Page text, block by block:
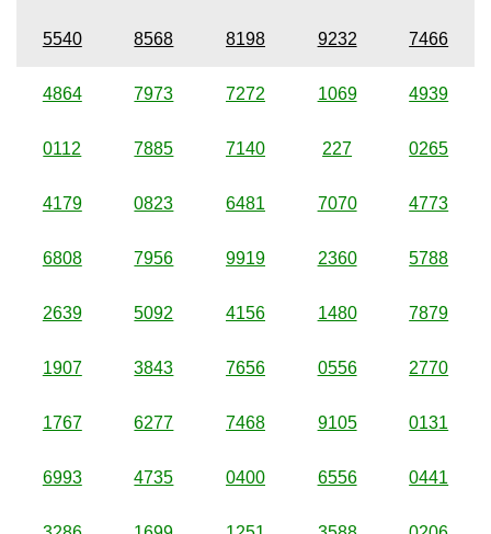
5540 8568 8198 9232 7466
4864 7973 7272 1069 4939
0112 7885 7140 227 0265
4179 0823 6481 7070 4773
6808 7956 9919 2360 5788
2639 5092 4156 1480 7879
1907 3843 7656 0556 2770
1767 6277 7468 9105 0131
6993 4735 0400 6556 0441